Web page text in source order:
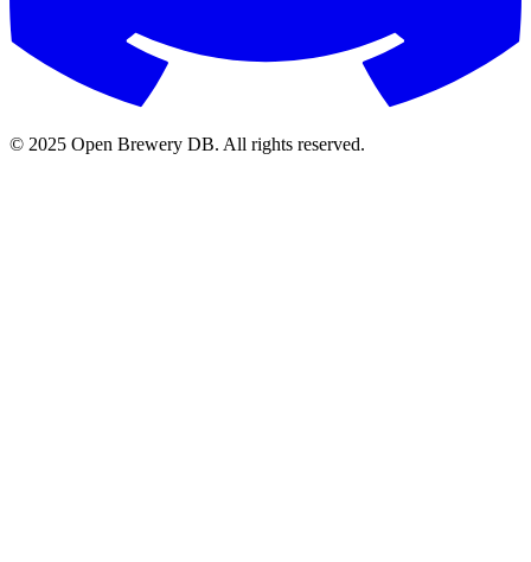
© 2025 Open Brewery DB. All rights reserved.